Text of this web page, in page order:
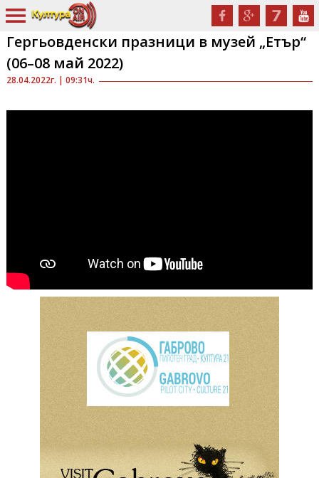
28.04.2022г. | 09:31ч.
Гергьовденски празници в музей „Етър“
(06–08 май 2022)